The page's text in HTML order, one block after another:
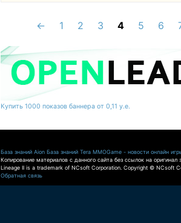
← 1 2 3 4 5 6
Купить 1000 показов баннера от 0,11 у.е.
База знаний Aion База знаний Tera MMOGame - новости онлайн
Копирование материалов с данного сайта без ссылок на оригинал
Lineage II is a trademark of NCsoft Corporation. Copyright © NCsoft
Обратная связь